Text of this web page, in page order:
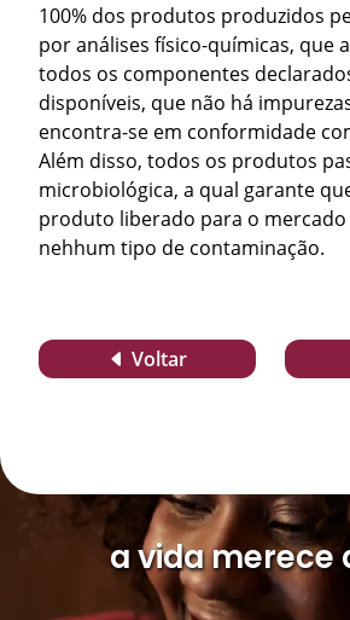
100% dos produtos produzidos
por análises físico-químicas, que
todos os componentes
disponíveis, que não há
encontra-se em conformidade
Além disso, todos os produtos
microbiológica, a qual garante
produto liberado para o
nehhum tipo de contaminação.
Voltar
a vida merece